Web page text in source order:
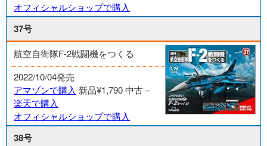
オフィシャルショップで購入
37号
航空自衛隊F-2戦闘機をつくる
2022/10/04発売
アマゾンで購入 新品¥1,790中古－
楽天で購入
オフィシャルショップで購入
38号